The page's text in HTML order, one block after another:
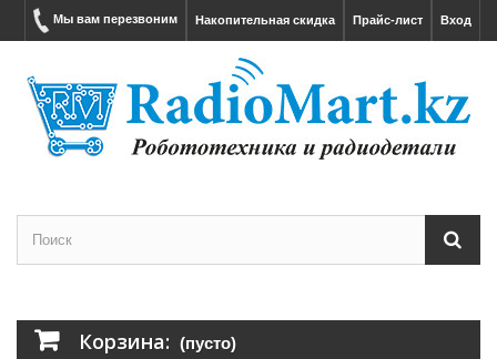
Вход
Прайс-лист
Накопительная скидка
Мы вам перезвоним
Корзина: (пусто)